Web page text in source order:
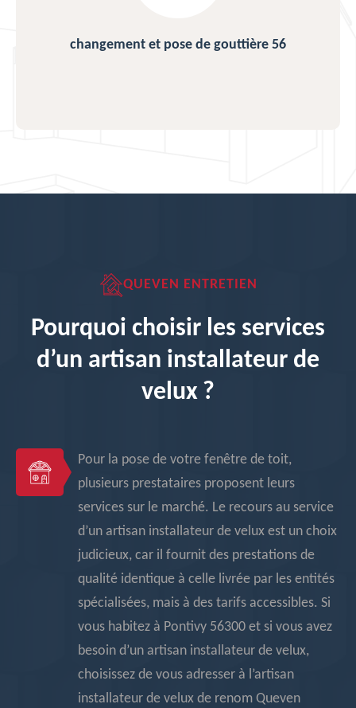
changement et pose de gouttière 56
QUEVEN ENTRETIEN
Pourquoi choisir les services
d’un artisan installateur de
velux ?
Pour la pose de votre fenêtre de toit,
plusieurs prestataires proposent leurs
services sur le marché. Le recours au service
d’un artisan installateur de velux est un choix
judicieux, car il fournit des prestations de
qualité identique à celle livrée par les entités
spécialisées, mais à des tarifs accessibles. Si
vous habitez à Pontivy 56300 et si vous avez
besoin d’un artisan installateur de velux,
choisissez de vous adresser à l’artisan
installateur de velux de renom Queven